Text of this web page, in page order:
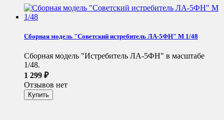
Сборная модель "Советский истребитель ЛА-5ФН" М 1/48
Сборная модель "Истребитель ЛА-5ФН" в масштабе
1/48.
1 299 ₽
Отзывов нет